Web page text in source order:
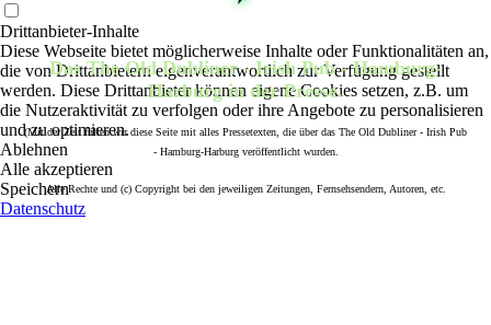
Das The Old Dubliner - Irish Pub - Hamburg-
Harburg in der Presse.
(Mit der Zeit füllen wir diese Seite mit alles Pressetexten, die über das The Old Dubliner - Irish Pub
- Hamburg-Harburg veröffentlicht wurden.
Alle Rechte und (c) Copyright bei den jeweiligen Zeitungen, Fernsehsendern, Autoren, etc.
Drittanbieter-Inhalte
Diese Webseite bietet möglicherweise Inhalte oder Funktionalitäten an,
die von Drittanbietern eigenverantwortlich zur Verfügung gestellt
werden. Diese Drittanbieter können eigene Cookies setzen, z.B. um
die Nutzeraktivität zu verfolgen oder ihre Angebote zu personalisieren
und zu optimieren.
Ablehnen
Alle akzeptieren
Speichern
Datenschutz